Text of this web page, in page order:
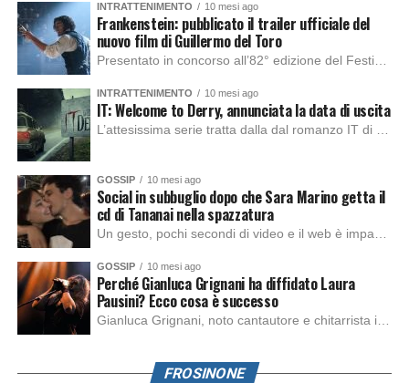
INTRATTENIMENTO 10 mesi ago
Frankenstein: pubblicato il trailer ufficiale del
nuovo film di Guillermo del Toro
INTRATTENIMENTO 10 mesi ago
IT: Welcome to Derry, annunciata la data di uscita
GOSSIP 10 mesi ago
Social in subbuglio dopo che Sara Marino getta il
cd di Tananai nella spazzatura
GOSSIP 10 mesi ago
Perché Gianluca Grignani ha diffidato Laura
Pausini? Ecco cosa è successo
FROSINONE